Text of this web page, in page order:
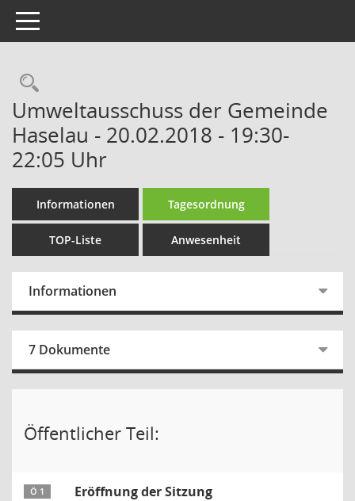
Toggle navigation
Rechercheauswahl
Umweltausschuss der Gemeinde
Haselau - 20.02.2018 - 19:30-
22:05 Uhr
Informationen Tagesordnung
TOP-Liste Anwesenheit
Informationen
7 Dokumente
Öffentlicher Teil:
Ö 1 Eröffnung der Sitzung